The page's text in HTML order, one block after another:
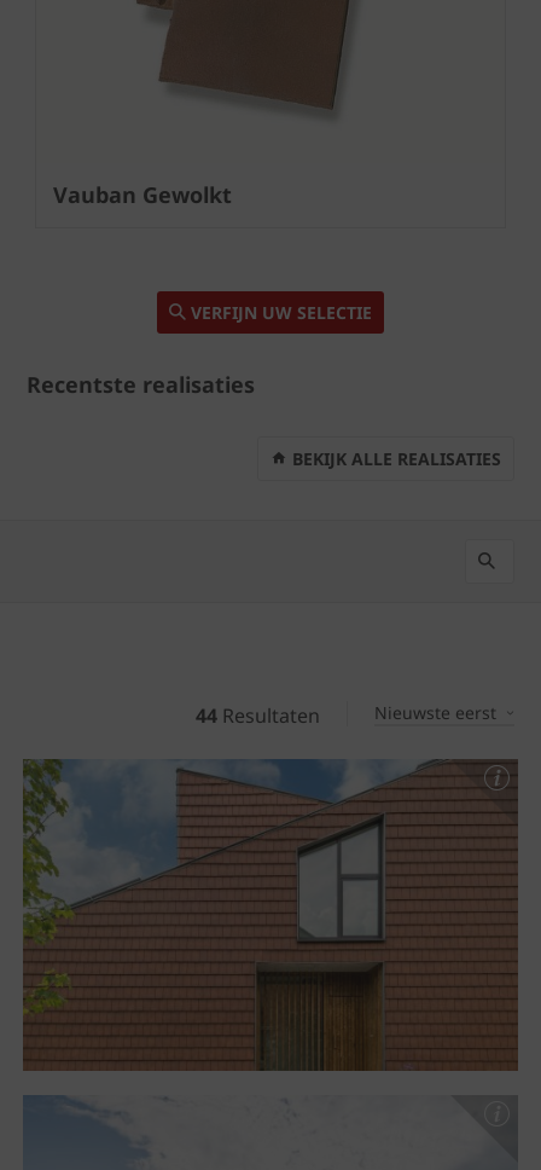
Vauban Gewolkt
VERFIJN UW SELECTIE
Recentste realisaties
BEKIJK ALLE REALISATIES
44 Resultaten Nieuwste eerst